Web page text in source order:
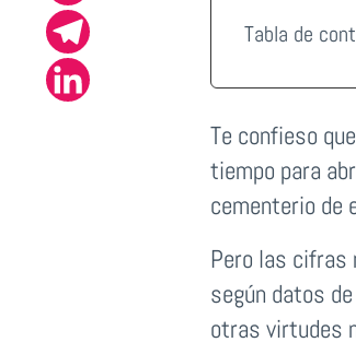
Tabla de
Te confieso
tiempo para
cementerio de
Pero las cifras
según datos
otras virtudes